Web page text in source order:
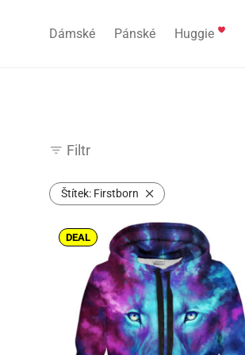
Dámské Pánské Huggie
Filtr
Štítek: Firstborn
DEAL